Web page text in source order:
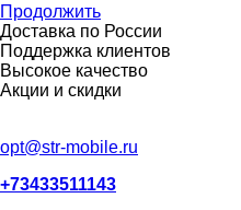
Продолжить
Доставка по России
Поддержка клиентов
Высокое качество
Акции и скидки
opt@str-mobile.ru
+73433511143